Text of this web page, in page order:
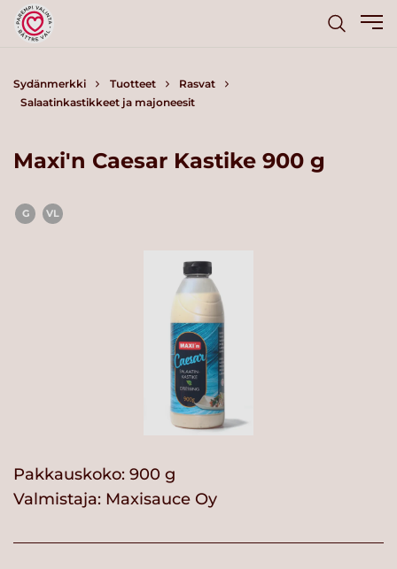
Sydänmerkki Tuotteet
Rasvat
Salaatinkastikkeet ja majoneesit
Maxi'n Caesar Kastike 900 g
G VL
Pakkauskoko: 900 g
Valmistaja: Maxisauce Oy